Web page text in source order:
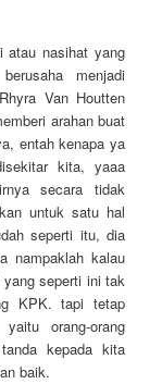
atau nasihat yang
menjadi
Van Houtten
arahan buat
entah kenapa ya
kita, yaaa
secara tidak
untuk satu hal
seperti itu, dia
nampaklah kalau
seperti ini tak
KPK. tapi tetap
orang-orang
kepada kita
baik.